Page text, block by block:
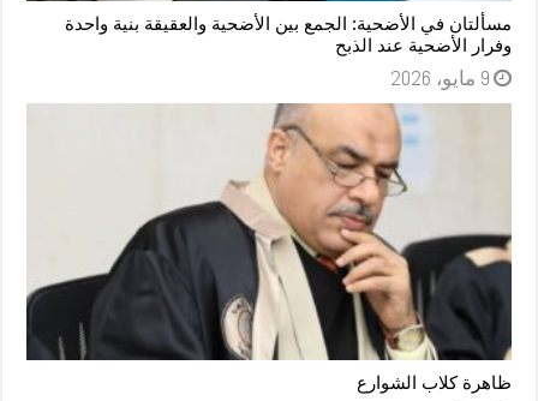
مسألتان في الأضحية: الجمع بين الأضحية والعقيقة بنية واحدة
وفرار الأضحية عند الذبح
9 مايو، 2026
ظاهرة كلاب الشوارع